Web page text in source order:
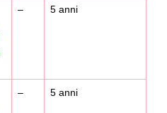
– 5 anni
– 5 anni